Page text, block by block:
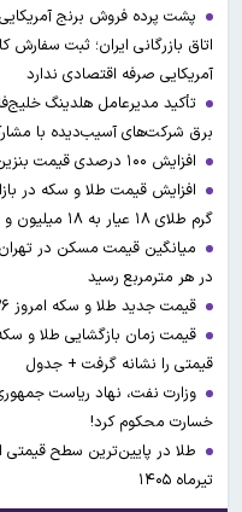
پشت پرده فروش برنج
اتاق بازرگانی ایران؛ ثبت
آمریکایی صرفه اقتصادی ندارد
تأکید مدیرعامل هلدینگ
برق شرکت‌های آسیب‌دیده با
افزایش ۱۰۰ درصدی قیمت بنزین با موافقت سران قوا
گرم طلای ۱۸ عیار به ۱۸ میلیون و ۳۱۸ هزار و ۱۰۰ تومان رسید
در هر مترمربع رسید
قیمت جدید طلا و سکه امروز ۲۶ تیرماه ۱۴۰۵/ جدول
قیمتی را نشانه گرفت + جدول
خسارت محکوم کرد!
تیرماه ۱۴۰۵